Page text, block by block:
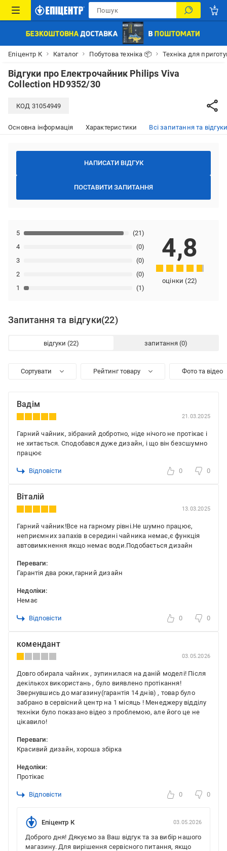
Епіцентр К Каталог Побутова техніка 📦 Техніка для
Відгуки про Електрочайник Philips Viva
Collection HD9352/30
КОД 31054949
Основна інформація Характеристики Всі запитання та
НАПИСАТИ ВІДГУК
ПОСТАВИТИ ЗАПИТАННЯ
1 (1)
2 (0)
3 (0)
4 (0)
5 (21)
4,8
оцінки(22)
Запитання та відгуки(22)
відгуки запитання
Сортувати Рейтинг товару Фото та відео
Вадім
21.03.2025
Гарний чайник, зібраний добротно, ніде нічого не протікає і
не хитається. Сподобався дуже дизайн, і що він безсшумно
працює
Відповісти 0 0
Віталій
13.03.2025
Гарний чайник!Все на гарному рівні.Не шумно працює,
неприємних запахів в середині чайника немає,є функція
автовимкнення якщо немає води.Подобається дизайн
Переваги:
Гарантія два роки,гарний дизайн
Недоліки:
Немає
Відповісти 0 0
комендант
03.05.2026
Довго обирала чайник , зупинилася на даній моделі! Після
декількох використань , було виявлено протікання!
Звернувшись до магазину(гарантія 14 днів) , товар було
забрано в сервісний центр на 1 місяць ! Менеджеру відділу
техніки було показано відео з проблемою, але його це не
цікавило!
Переваги:
Красивий дизайн, хороша збірка
Недоліки:
Протікає
Відповісти 0 0
Епіцентр К 03.05.2026
Доброго дня! Дякуємо за Ваш відгук та за вибір нашого
магазину. Для вирішення сервісного питання, якщо